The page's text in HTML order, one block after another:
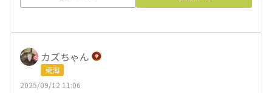
カズちゃん
東海
2025/09/12 11:06